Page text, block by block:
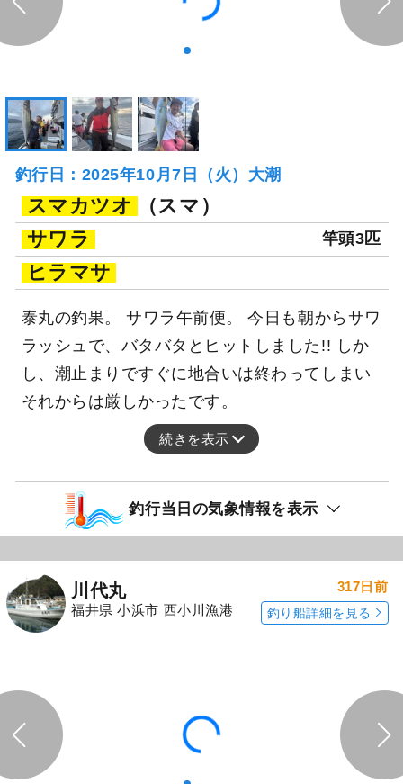
釣行日：2025年10月7日（火）大潮
スマカツオ
（スマ）
サワラ
竿頭3匹
ヒラマサ
泰丸の釣果。 サワラ午前便。 今日も朝からサワ
ラッシュで、バタバタとヒットしました!! しか
し、潮止まりですぐに地合いは終わってしまい
それからは厳しかったです。
続きを表示
釣行当日の気象情報を表示
川代丸
福井県 小浜市 西小川漁港
317日前
釣り船詳細を見る